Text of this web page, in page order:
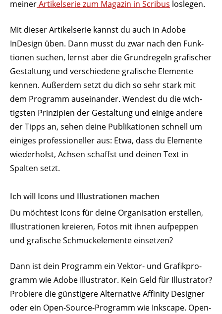
meinerArti­kel­serie zum Magazin in Scribus loslegen.
Mit dieser Arti­kel­serie kannst du auch in Adobe
InDesign üben. Dann musst du zwar nach den Funk­
tionen suchen, lernst aber die Grund­regeln grafi­scher
Gestaltung und verschiedene grafische Elemente
kennen. Außerdem setzt du dich so sehr stark mit
dem Programm ausein­ander. Wendest du die wich­
tigsten Prin­zipien der Gestaltung und einige andere
der Tipps an, sehen deine Publi­ka­tionen schnell um
einiges profes­sio­neller aus: Etwa, dass du Elemente
wieder­holst, Achsen schaffst und deinen Text in
Spalten setzt.
Ich will Icons und Illus­tra­tionen machen
Du möchtest Icons für deine Orga­ni­sation erstellen,
Illus­tra­tionen kreieren, Fotos mit ihnen aufpeppen
und grafische Schmuck­ele­mente einsetzen?
Dann ist dein Programm ein Vektor- und Grafik­pro­
gramm wie Adobe Illus­trator. Kein Geld für Illus­trator?
Probiere die güns­tigere Alter­native Affinity Designer
oder ein Open-Source-Programm wie Inkscape. Open-